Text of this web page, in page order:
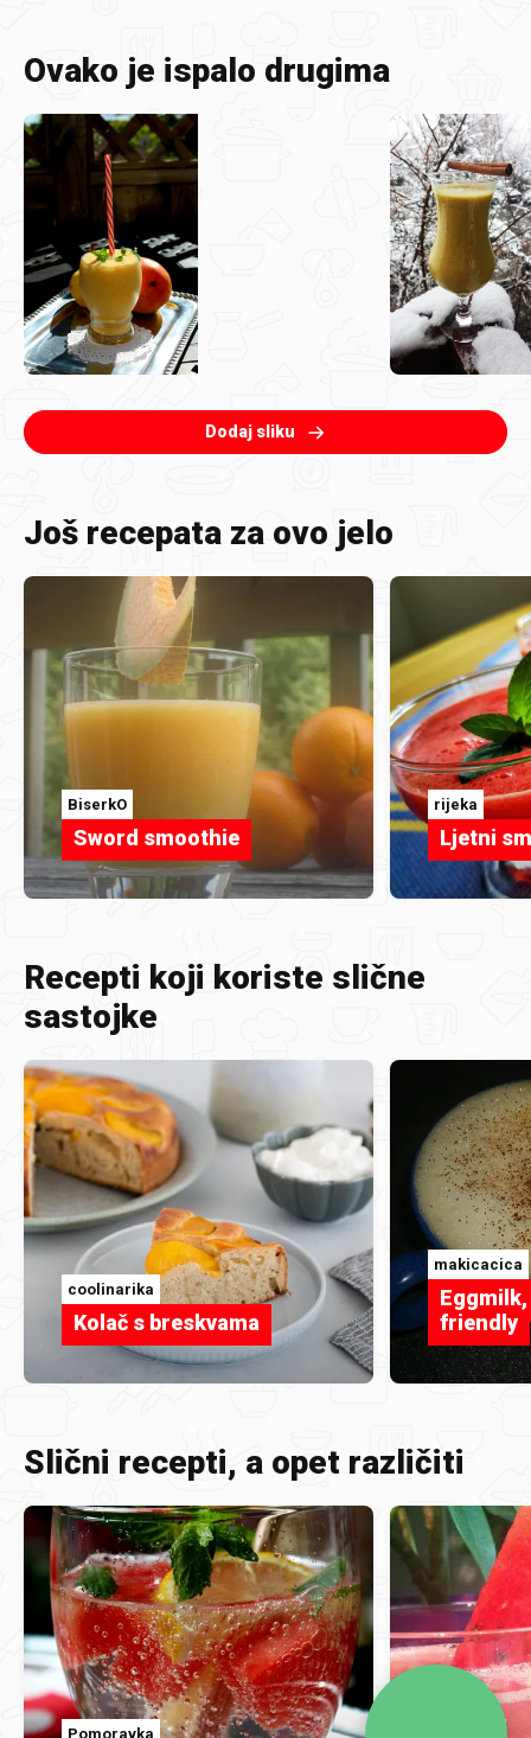
Ovako je ispalo drugima
Dodaj sliku
Još recepata za ovo jelo
BiserkO
Sword smoothie
rijeka
Ljetni
Recepti koji koriste slične
sastojke
coolinarika
Kolač s breskvama
makicacica
friendly
Slični recepti, a opet različiti
Pomoravka